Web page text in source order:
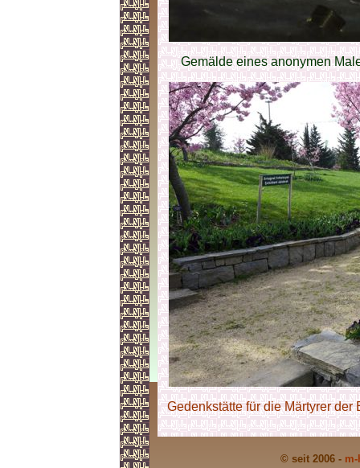
Gemälde eines anonymen
Gedenkstätte für die Märtyrer der
© seit 2006 -